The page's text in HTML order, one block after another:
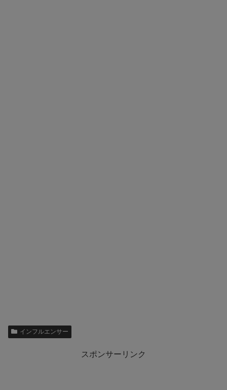
インフルエンサー
スポンサーリンク